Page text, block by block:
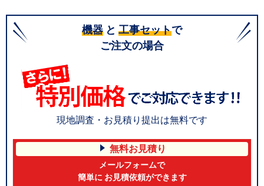
機器 と 工事セットで
ご注文の場合
現地調査・お見積り提出は無料です
無料お見積り
メールフォームで
簡単に お見積依頼ができます